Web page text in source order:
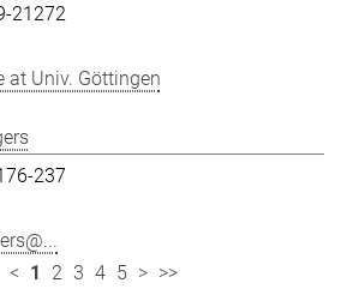
21272
at Univ. Göttingen
237
< 1 2 3 4 5 > >>